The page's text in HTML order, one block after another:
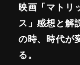
映画「マトリ
ス」感想と解
の時、時代が
る。